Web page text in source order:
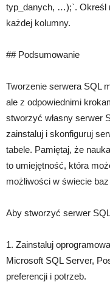
typ_danych, …);`. Określ
każdej kolumny.
## Podsumowanie
Tworzenie serwera SQL
ale z odpowiednimi
stworzyć własny serwer
zainstaluj i skonfiguruj
tabele. Pamiętaj, że
to umiejętność, która
możliwości w świecie
Aby stworzyć serwer
1. Zainstaluj
Microsoft SQL Server,
preferencji i potrzeb.